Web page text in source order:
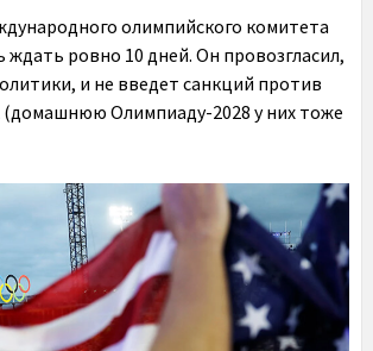
олимпийского комитета
ровно 10 дней. Он провозгласил,
и не введет санкций против
Олимпиаду-2028 у них тоже